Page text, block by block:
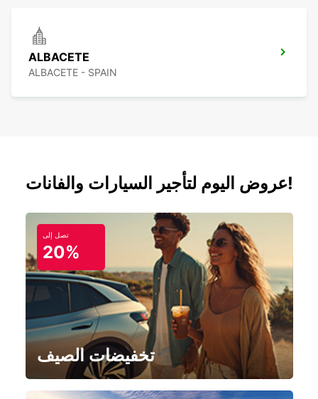
ALBACETE
ALBACETE - SPAIN
عروض اليوم لتأجير السيارات والفانات!
تصل إلى
20%
تخفيضات الصيف